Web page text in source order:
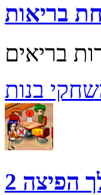
בריאות
בנות
הפיצה 2